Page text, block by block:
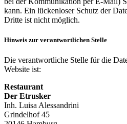
kann. Ein lückenloser Schutz der
Dritte ist nicht möglich.
Hinweis zur verantwortlichen Stelle
Die verantwortliche Stelle für die
Website ist:
Restaurant
Der Etrusker
Inh. Luisa Alessandrini
Grindelhof 45